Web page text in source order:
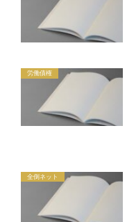
労働債権
全倒ネット